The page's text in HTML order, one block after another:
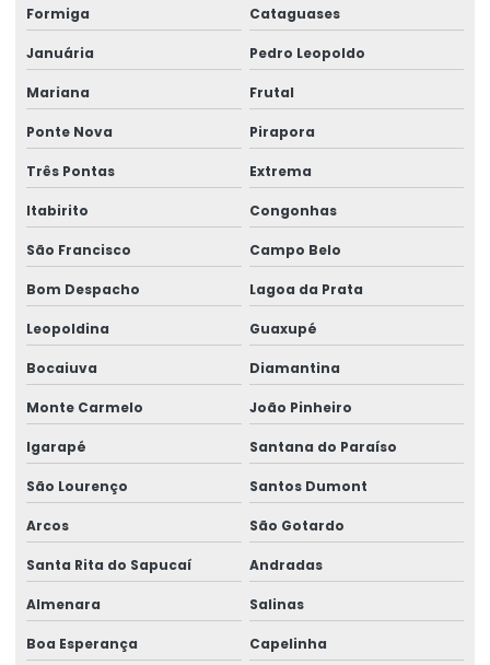
Empresa de saúde e segurança do trabalho
Empresa de saúde e segurança no trabalho
Empresa técnica em perícia
Empresa de treinamentos para ambientes corporativos
Empresa de treinamentos para ambientes de trabalho
Empresa de treinamentos in company
Empresa de verificação de ler
Empresas de medicina higiene e segurança no trabalho
Empresas de medicina no trabalho
Ergonomia assessoria e consultoria
Gestão de ergonomia
Gestão de ntep
Formiga Cataguases
Januária Pedro Leopoldo
Mariana Frutal
Ponte Nova Pirapora
Três Pontas Extrema
Itabirito Congonhas
São Francisco Campo Belo
Bom Despacho Lagoa da Prata
Leopoldina Guaxupé
Bocaiuva Diamantina
Monte Carmelo João Pinheiro
Igarapé Santana do Paraíso
São Lourenço Santos Dumont
Arcos São Gotardo
Santa Rita do Sapucaí Andradas
Almenara Salinas
Boa Esperança Capelinha